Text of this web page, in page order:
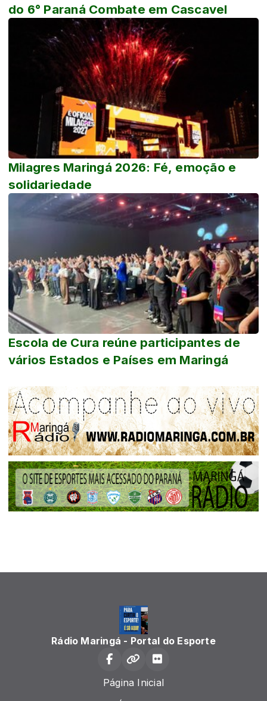
do 6° Paraná Combate em Cascavel
Milagres Maringá 2026: Fé, emoção e
solidariedade
Escola de Cura reúne participantes de
vários Estados e Países em Maringá
Rádio Maringá - Portal do Esporte
Página Inicial